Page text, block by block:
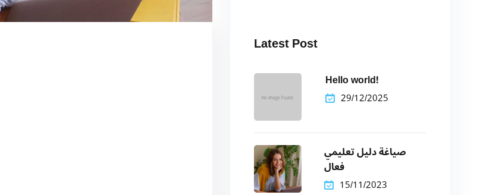
Latest Post
Hello world!
29/12/2025
صياغة دليل تعليمي
فعال
15/11/2023